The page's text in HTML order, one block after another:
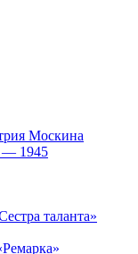
Москина
— 1945
таланта»